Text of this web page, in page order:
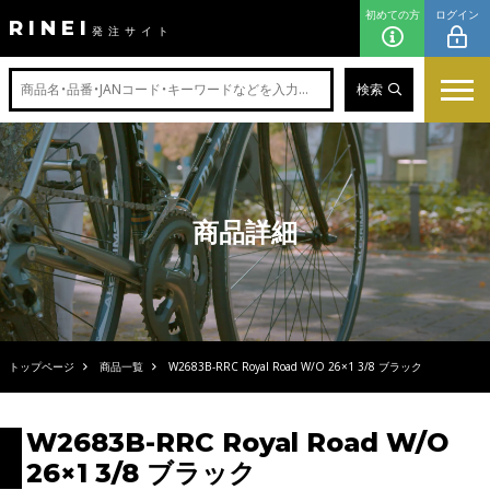
RINEI 発注サイト
初めての方 ログイン
検索
商品詳細
トップページ 商品一覧 W2683B-RRC Royal Road W/O 26×1 3/8 ブラック
W2683B-RRC Royal Road W/O
26×1 3/8 ブラック